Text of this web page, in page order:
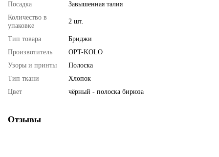
Посадка
Завышенная талия
Количество в
упаковке
2 шт.
Тип товара
Бриджи
Произвотитель
OPT-KOLO
Узоры и принты
Полоска
Тип ткани
Хлопок
Цвет
чёрный - полоска бирюза
Отзывы